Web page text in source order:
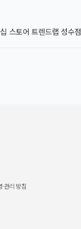
스토어 트렌드랩 성수점
관리 방침